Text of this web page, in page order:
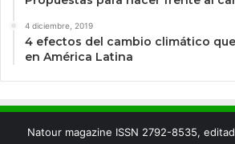
4 diciembre, 2019
4 efectos del cambio climático
en América Latina
Natour magazine ISSN 2792-8535,